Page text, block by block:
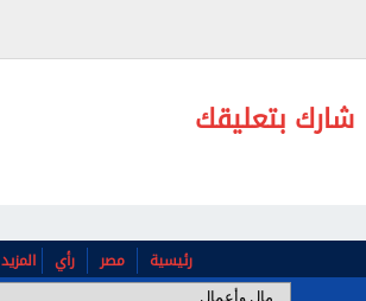
شارك بتعليقك
رئيسية مصر رأي المزيد